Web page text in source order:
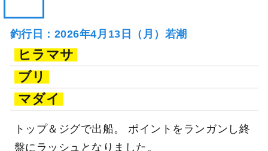
釣行日：2026年4月13日（月）若潮
ヒラマサ
ブリ
マダイ
トップ＆ジグで出船。 ポイントをランガンし終
盤にラッシュとなりました。